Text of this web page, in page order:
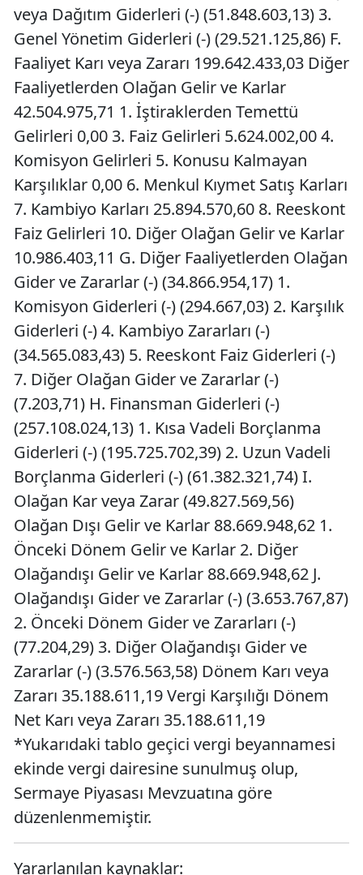
veya Dağıtım Giderleri (-) (51.848.603,13) 3.
Genel Yönetim Giderleri (-) (29.521.125,86) F.
Faaliyet Karı veya Zararı 199.642.433,03 Diğer
Faaliyetlerden Olağan Gelir ve Karlar
42.504.975,71 1. İştiraklerden Temettü
Gelirleri 0,00 3. Faiz Gelirleri 5.624.002,00 4.
Komisyon Gelirleri 5. Konusu Kalmayan
Karşılıklar 0,00 6. Menkul Kıymet Satış Karları
7. Kambiyo Karları 25.894.570,60 8. Reeskont
Faiz Gelirleri 10. Diğer Olağan Gelir ve Karlar
10.986.403,11 G. Diğer Faaliyetlerden Olağan
Gider ve Zararlar (-) (34.866.954,17) 1.
Komisyon Giderleri (-) (294.667,03) 2. Karşılık
Giderleri (-) 4. Kambiyo Zararları (-)
(34.565.083,43) 5. Reeskont Faiz Giderleri (-)
7. Diğer Olağan Gider ve Zararlar (-)
(7.203,71) H. Finansman Giderleri (-)
(257.108.024,13) 1. Kısa Vadeli Borçlanma
Giderleri (-) (195.725.702,39) 2. Uzun Vadeli
Borçlanma Giderleri (-) (61.382.321,74) I.
Olağan Kar veya Zarar (49.827.569,56)
Olağan Dışı Gelir ve Karlar 88.669.948,62 1.
Önceki Dönem Gelir ve Karlar 2. Diğer
Olağandışı Gelir ve Karlar 88.669.948,62 J.
Olağandışı Gider ve Zararlar (-) (3.653.767,87)
2. Önceki Dönem Gider ve Zararları (-)
(77.204,29) 3. Diğer Olağandışı Gider ve
Zararlar (-) (3.576.563,58) Dönem Karı veya
Zararı 35.188.611,19 Vergi Karşılığı Dönem
Net Karı veya Zararı 35.188.611,19
*Yukarıdaki tablo geçici vergi beyannamesi
ekinde vergi dairesine sunulmuş olup,
Sermaye Piyasası Mevzuatına göre
düzenlenmemiştir.
Yararlanılan kaynaklar: